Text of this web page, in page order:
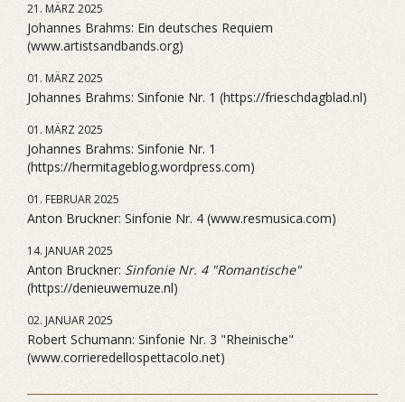
21. MÄRZ 2025
Johannes Brahms: Ein deutsches Requiem
(www.artistsandbands.org)
01. MÄRZ 2025
Johannes Brahms: Sinfonie Nr. 1 (https://frieschdagblad.nl)
01. MÄRZ 2025
Johannes Brahms: Sinfonie Nr. 1
(https://hermitageblog.wordpress.com)
01. FEBRUAR 2025
Anton Bruckner: Sinfonie Nr. 4 (www.resmusica.com)
14. JANUAR 2025
Anton Bruckner: Sinfonie Nr. 4 "Romantische"
(https://denieuwemuze.nl)
02. JANUAR 2025
Robert Schumann: Sinfonie Nr. 3 "Rheinische"
(www.corrieredellospettacolo.net)